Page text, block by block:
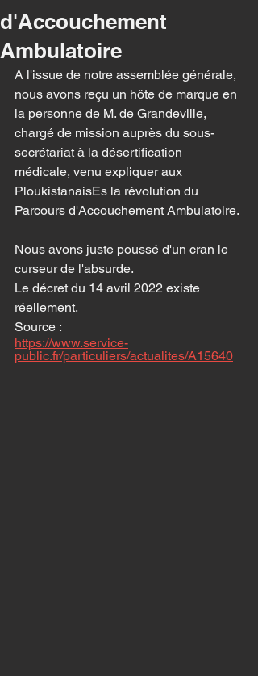
d'Accouchement
Ambulatoire
A l'issue de notre assemblée générale,
nous avons reçu un hôte de marque en
la personne de M. de Grandeville,
chargé de mission auprès du sous-
secrétariat à la désertification
médicale, venu expliquer aux
PloukistanaisEs la révolution du
Parcours d'Accouchement Ambulatoire.
Nous avons juste poussé d'un cran le
curseur de l'absurde.
Le décret du 14 avril 2022 existe
réellement.
Source :
https://www.service-
public.fr/particuliers/actualites/A15640